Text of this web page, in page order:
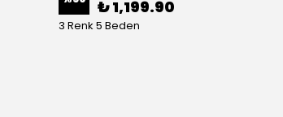
₺ 1,199.90
3 Renk 5 Beden